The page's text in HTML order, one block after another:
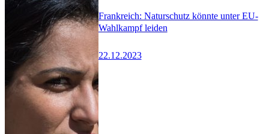
Frankreich: Naturschutz könnte unter EU-
Wahlkampf leiden
22.12.2023